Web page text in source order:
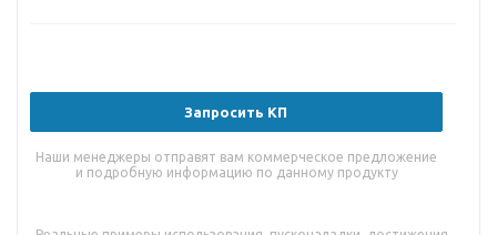
Запросить КП
Наши менеджеры отправят вам коммерческое предложение
и подробную информацию по данному продукту